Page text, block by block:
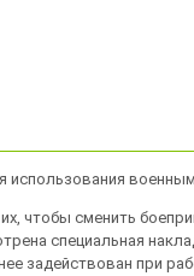
использования
чтобы сменить
специальная
задействован при